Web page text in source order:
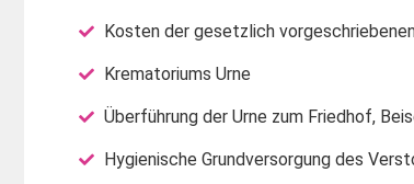
Kosten der gesetzlich
Krematoriums Urne
Überführung der Urne zum Friedhof,
Hygienische Grundversorgung des